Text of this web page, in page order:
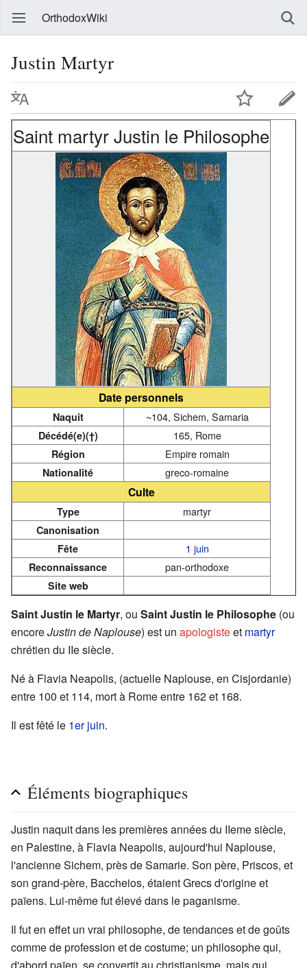
OrthodoxWiki
Justin Martyr
Saint martyr Justin le Philosophe
Date personnels
Naquit ~104, Sichem, Samaria
Décédé(e)(†) 165, Rome
Région Empire romain
Nationalité greco-romaine
Culte
Type martyr
Canonisation
Fête
1 juin
Reconnaissance pan-orthodoxe
Site web
Saint Justin le Martyr, ou Saint Justin le Philosophe (ou
encoreJustin de Naplouse) est un apologisteet martyr
chrétien du IIe siècle.
Né à Flavia Neapolis, (actuelle Naplouse, en Cisjordanie)
entre 100 et 114, mort à Rome entre 162 et 168.
Il est fêté le 1er juin.
Éléments biographiques
Justin naquit dans les premières années du IIeme siècle,
en Palestine, à Flavia Neapolis, aujourd'hui Naplouse,
l'ancienne Sichem, près de Samarie. Son père, Priscos, et
son grand-père, Baccheios, étaient Grecs d'origine et
païens. Lui-même fut élevé dans le paganisme.
Il fut en effet un vrai philosophe, de tendances et de goûts
comme de profession et de costume; un philosophe qui,